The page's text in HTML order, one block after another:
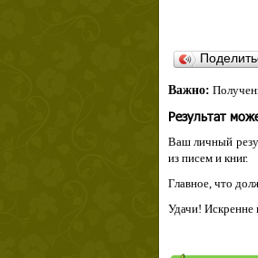
Важно:
Результат
Ваш личный
из писем и книг.
Главное, что
Удачи!